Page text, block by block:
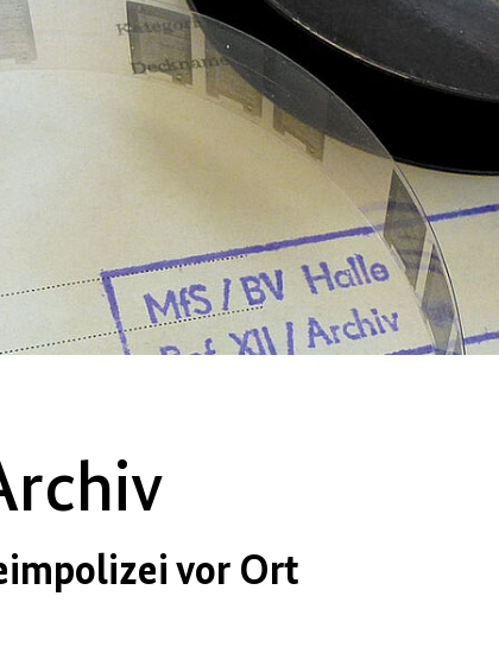
vor Ort